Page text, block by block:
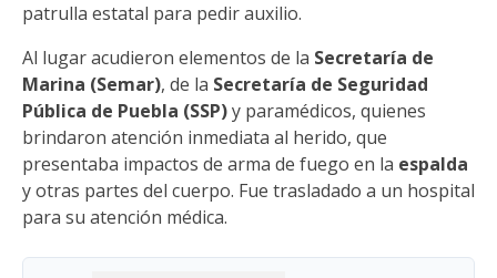
patrulla estatal para pedir auxilio.
Al lugar acudieron elementos de la Secretaría de
Marina (Semar), de la Secretaría de Seguridad
Pública de Puebla (SSP)y paramédicos, quienes
brindaron atención inmediata al herido, que
presentaba impactos de arma de fuego en la espalda
y otras partes del cuerpo. Fue trasladado a un hospital
para su atención médica.